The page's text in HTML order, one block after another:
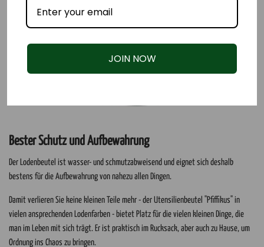
Bester Schutz und Aufbewahrung
Der Lodenbeutel ist wasser- und schmutzabweisend und eignet sich deshalb
bestens für die Aufbewahrung von nahezu allen Dingen.
Damit verlieren Sie keine kleinen Teile mehr - der Utensilienbeutel "Pfiffikus" in
vielen ansprechenden Lodenfarben - bietet Platz für die vielen kleinen Dinge, die
man im Leben mit sich trägt. Er ist praktisch im Rucksack, aber auch zu Hause, um
Ordnung ins Chaos zu bringen.
JOIN NOW